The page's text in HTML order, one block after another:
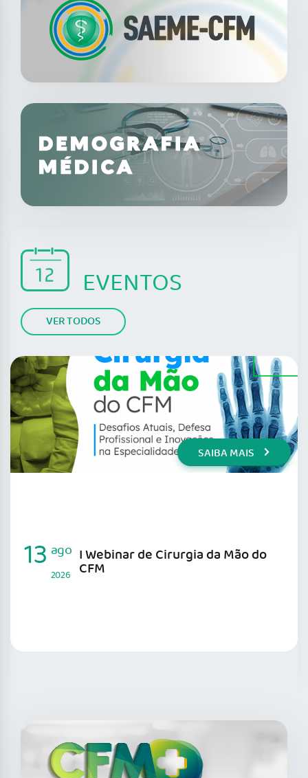
EVENTOS
VER TODOS
SAIBA MAIS
I Webinar de Cirurgia da Mão do
CFM
13 ago
2026
SAIBA MAIS